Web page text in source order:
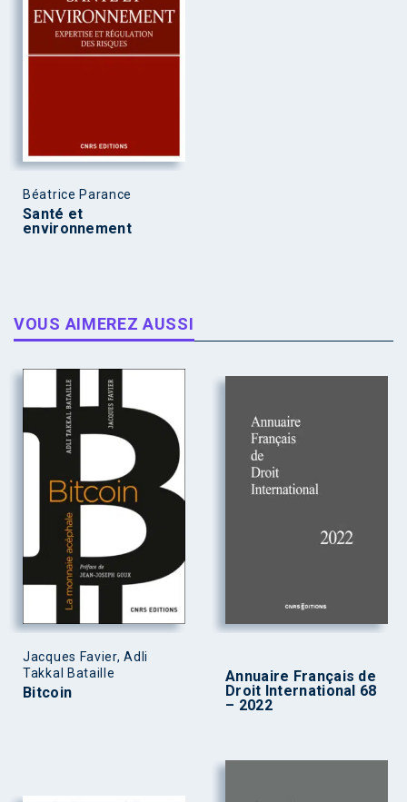
Béatrice Parance
Santé et
environnement
VOUS AIMEREZ AUSSI
Jacques Favier, Adli
Takkal Bataille
Bitcoin
Annuaire Français de
Droit International 68
– 2022